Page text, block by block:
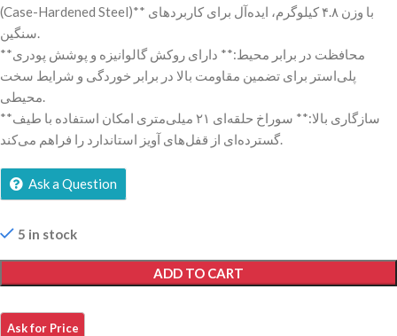
(Case-Hardened Steel)** با وزن ۴.۸ کیلوگرم، ایده‌آل برای کاربردهای
سنگین.
**محافظت در برابر محیط:** دارای روکش گالوانیزه و پوشش پودری
پلی‌استر برای تضمین مقاومت بالا در برابر خوردگی و شرایط سخت
محیطی.
**سازگاری بالا:** سوراخ حلقه‌ای ۲۱ میلی‌متری امکان استفاده با طیف
گسترده‌ای از قفل‌های آویز استاندارد را فراهم می‌کند.
Ask a Question
5 in stock
ADD TO CART